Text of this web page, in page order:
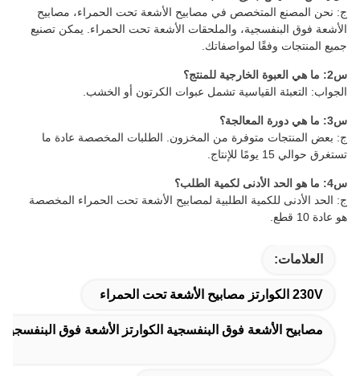
ج: نحن المصنع المتخصص في مصابيح الأشعة تحت الحمراء، مصابيح
الأشعة فوق البنفسجية، والملحقات الأشعة تحت الحمراء. يمكن تصنيع
جميع المنتجات وفقًا لمواصفاتك.
س2: ما هي العبوة الخارجية للمنتج؟
الجواب: التعبئة القياسية تشمل عبوات الكرتون أو الخشب.
س3: ما هي دورة المعالجة؟
ج: بعض المنتجات متوفرة من المخزون. الطلبات المخصصة عادة ما
تستغرق حوالي 15 يومًا للإنتاج.
س4: ما هو الحد الأدنى لكمية الطلب؟
ج: الحد الأدنى للكمية الطلبية لمصابيح الأشعة تحت الحمراء المخصصة
هو عادة 10 قطع.
العلامات:
230V الكوارتز مصابيح الأشعة تحت الحمراء
مصابيح الأشعة فوق البنفسجية الكوارتز الأشعة فوق البنفسجية